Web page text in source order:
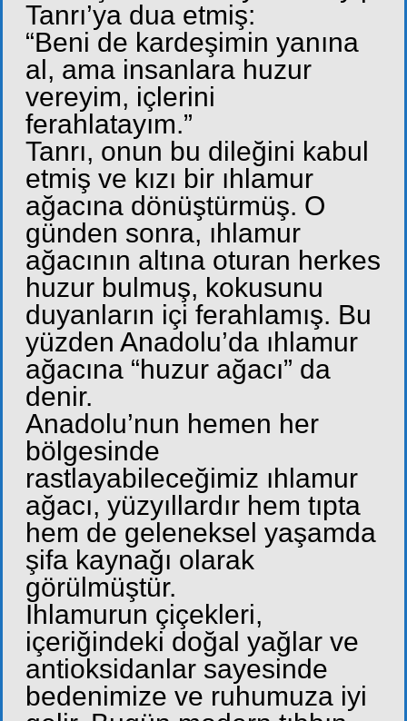
Tanrı’ya dua etmiş:
“Beni de kardeşimin yanına
al, ama insanlara huzur
vereyim, içlerini
ferahlatayım.”
Tanrı, onun bu dileğini kabul
etmiş ve kızı bir ıhlamur
ağacına dönüştürmüş. O
günden sonra, ıhlamur
ağacının altına oturan herkes
huzur bulmuş, kokusunu
duyanların içi ferahlamış. Bu
yüzden Anadolu’da ıhlamur
ağacına “huzur ağacı” da
denir.
Anadolu’nun hemen her
bölgesinde
rastlayabileceğimiz ıhlamur
ağacı, yüzyıllardır hem tıpta
hem de geleneksel yaşamda
şifa kaynağı olarak
görülmüştür.
Ihlamurun çiçekleri,
içeriğindeki doğal yağlar ve
antioksidanlar sayesinde
bedenimize ve ruhumuza iyi